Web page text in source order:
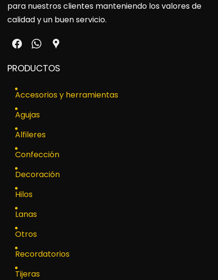
para nuestros clientes manteniendo los valores de
calidad y un buen servicio.
PRODUCTOS
Accesorios y herramientas
Agujas
Alfileres
Confección
Decoración
Hilos
Lanas
Otros
Recordatorios
Tijeras